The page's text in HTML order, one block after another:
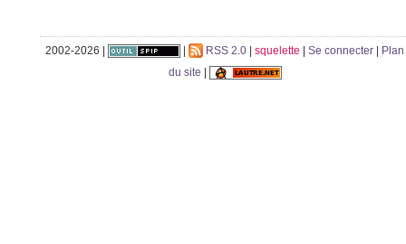
2002-2026 | | RSS 2.0 | squelette | Se connecter | Plan
du site |